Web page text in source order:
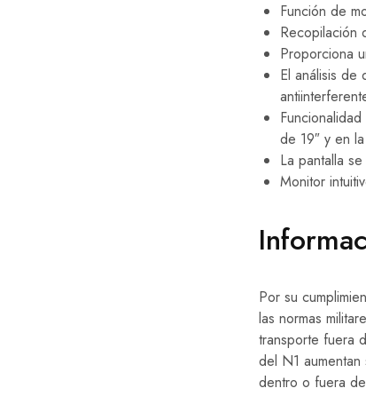
Función de
Recopilación
Proporciona
El análisis de
de 19″ y en
La pantalla
Monitor
Por su
las normas
transporte fuera
del N1
dentro o fuera